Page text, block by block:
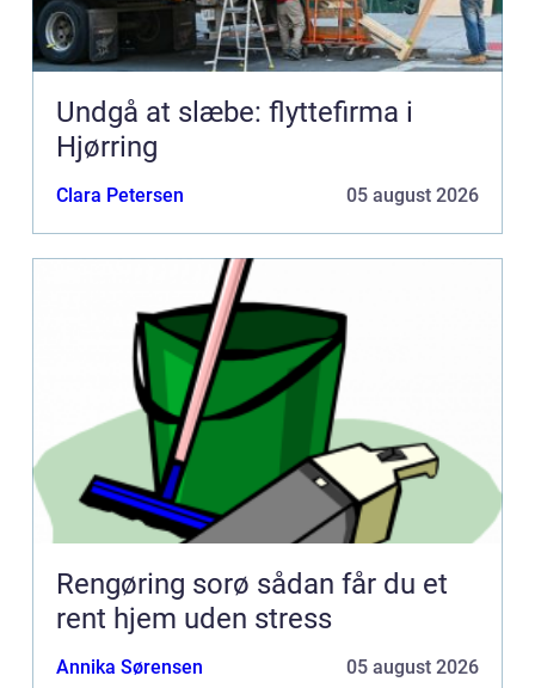
Undgå at slæbe: flyttefirma i
Hjørring
Clara Petersen 05 august 2026
Rengøring sorø sådan får du et
rent hjem uden stress
Annika Sørensen 05 august 2026